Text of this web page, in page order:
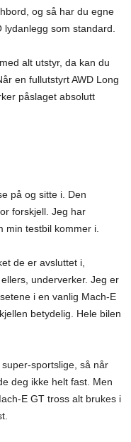
og så har du egne
som standard.
alt utstyr, da kan du
en fullutstyrt AWD Long
påslaget absolutt
på og sitte i. Den
forskjell. Jeg har
min testbil kommer i.
de er avsluttet i,
underverker. Jeg er
i en vanlig Mach-E
betydelig. Hele bilen
sportslige, så når
deg ikke helt fast. Men
E GT tross alt brukes i